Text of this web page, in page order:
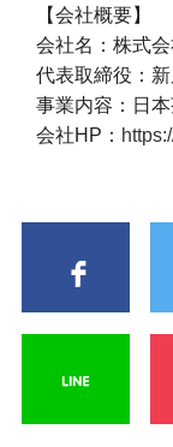
【会社概要】
会社名：株式
代表取締役：
事業内容：日
会社HP：